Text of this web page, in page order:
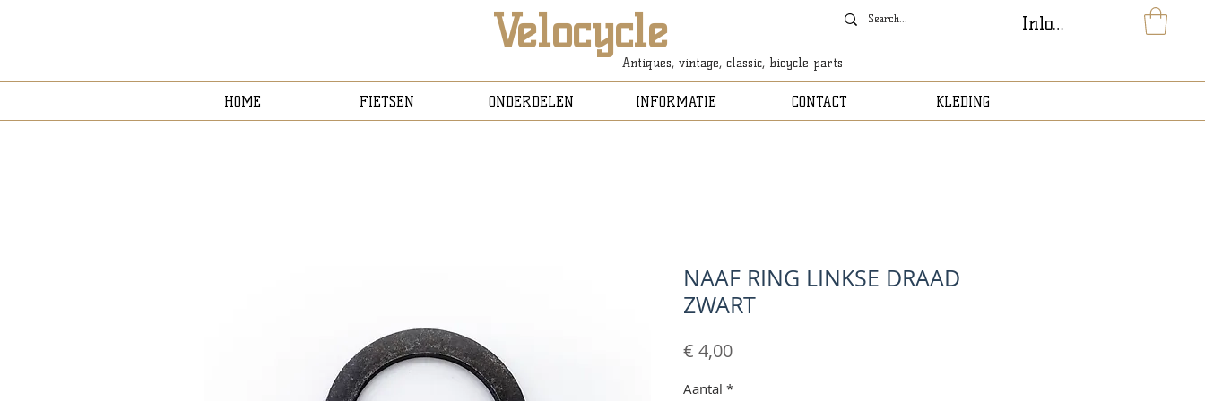
Velocycle
Antiques, vintage, classic, bicycle parts
Inloggen
HOME FIETSEN ONDERDELEN INFORMATIE CONTACT KLEDING
NAAF RING LINKSE DRAAD
ZWART
€ 4,00Prijs
Aantal *